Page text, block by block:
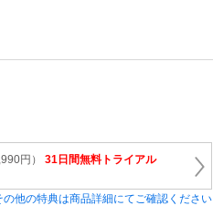
円） 31日間無料トライアル
の他の特典は商品詳細にてご確認ください